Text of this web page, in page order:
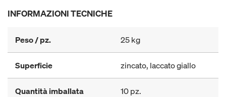
INFORMAZIONI TECNICHE
Peso / pz. 25 kg
Superficie zincato, laccato giallo
Quantità imballata 10 pz.